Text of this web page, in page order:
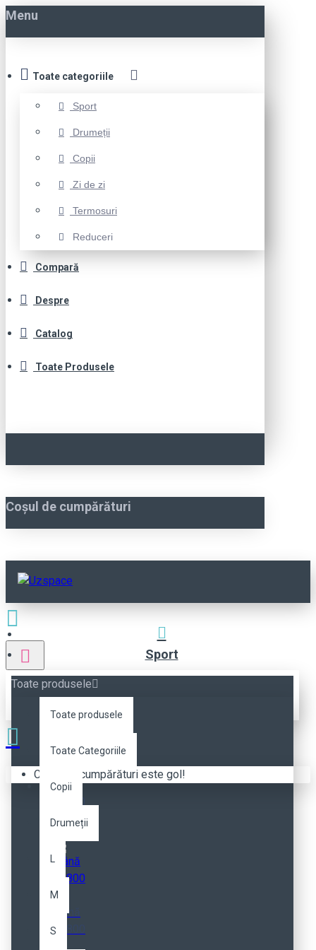
Menu
Toate categoriile
Sport
Drumeții
Copii
Zi de zi
Termosuri
Reduceri
Compară
Despre
Catalog
Toate Produsele
Coșul de cumpărături
Toate produsele
Toate produsele
Toate Categoriile
Copii
Drumeții
M
S
Coșul de cumpărături este gol!
Sport
Până
la 500
ml
Până
la 800